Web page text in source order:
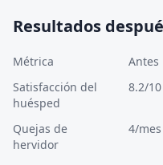
Resultados
Métrica Antes
Satisfacción del
huésped
8.2/10
Quejas de
hervidor
4/mes